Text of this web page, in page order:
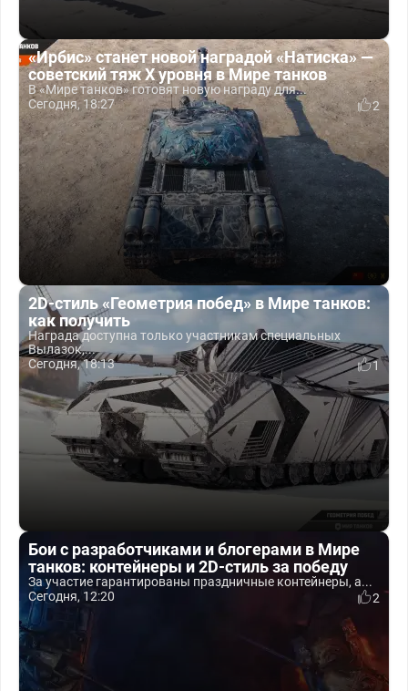
«Ирбис» станет новой наградой «Натиска» —
советский тяж X уровня в Мире танков
В «Мире танков» готовят новую награду для...
Сегодня, 18:27
2
2D-стиль «Геометрия побед» в Мире танков:
как получить
Награда доступна только участникам специальных
Вылазок,...
Сегодня, 18:13
1
Бои с разработчиками и блогерами в Мире
танков: контейнеры и 2D-стиль за победу
За участие гарантированы праздничные контейнеры, а...
Сегодня, 12:20
2